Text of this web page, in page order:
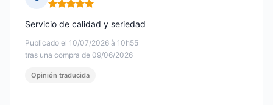
Nota: 5 de 5
Publicado el 10/07/2026 à 10h55
tras una compra de 09/06/2026
Servicio de calidad y seriedad
Opinión traducida